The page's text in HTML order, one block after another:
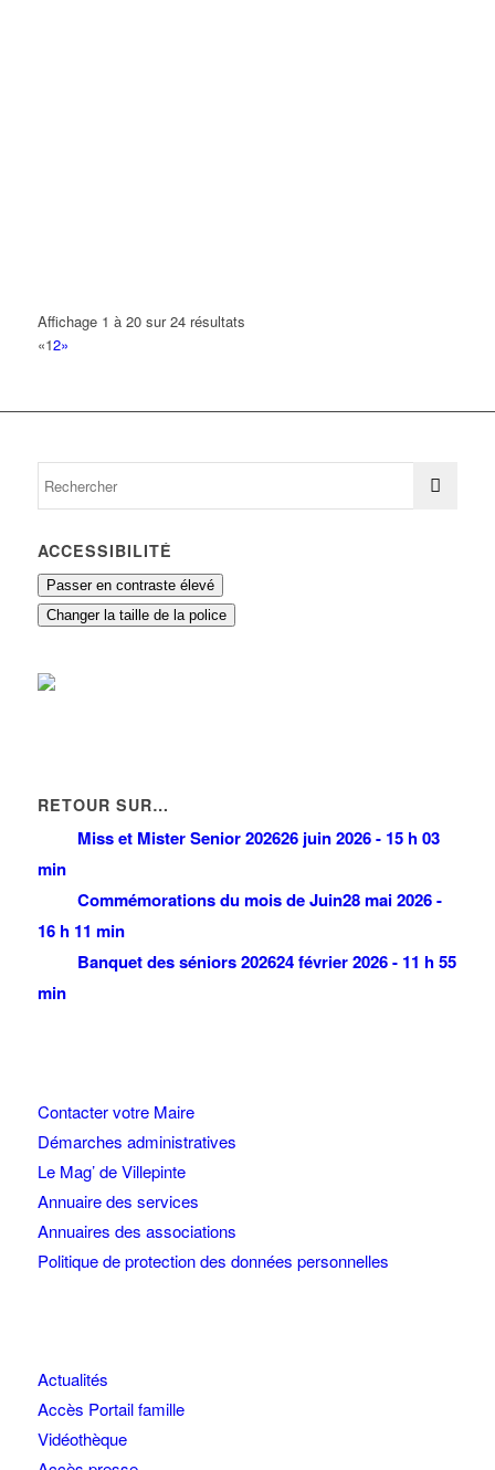
Affichage 1 à 20 sur 24 résultats
«12»
ACCESSIBILITÉ
Passer en contraste élevé
Changer la taille de la police
RETOUR SUR…
Miss et Mister Senior 202626 juin 2026 - 15 h 03
min
Commémorations du mois de Juin28 mai 2026 -
16 h 11 min
Banquet des séniors 202624 février 2026 - 11 h 55
min
Contacter votre Maire
Démarches administratives
Le Mag’ de Villepinte
Annuaire des services
Annuaires des associations
Politique de protection des données personnelles
Actualités
Accès Portail famille
Vidéothèque